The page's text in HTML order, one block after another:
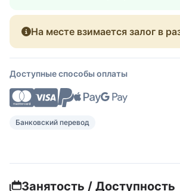
На месте взимается залог в
Доступные способы оплаты
Банковский перевод
Занятость / Доступность